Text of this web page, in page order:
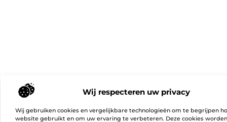
Wij respecteren uw privacy
Wij gebruiken cookies en vergelijkbare technologieën om te begrijpen
website gebruikt en om uw ervaring te verbeteren. Deze cookies